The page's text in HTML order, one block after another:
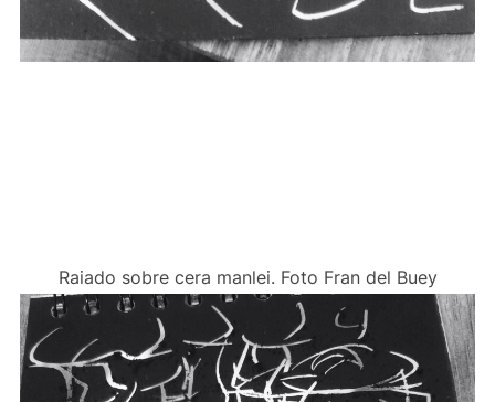
Raiado sobre cera manlei. Foto Fran del Buey